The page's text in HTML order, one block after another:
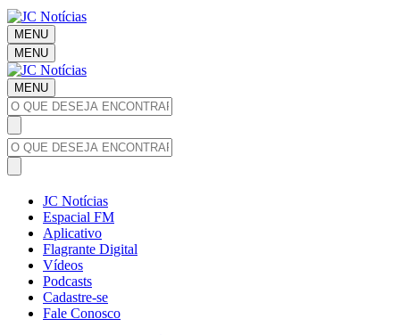
MENU
MENU
MENU
JC Notícias
Espacial FM
Aplicativo
Flagrante Digital
Vídeos
Podcasts
Cadastre-se
Fale Conosco